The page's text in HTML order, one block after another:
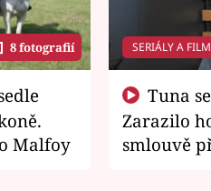
8 fotografií
Malfoy
SERIÁLY A
Zarazilo
smlouvě